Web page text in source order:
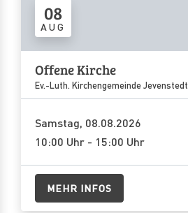
08
AUG
Offene Kirche
Ev.-Luth. Kirchengemeinde Jevenstedt
Samstag, 08.08.2026
10:00 Uhr - 15:00 Uhr
MEHR INFOS